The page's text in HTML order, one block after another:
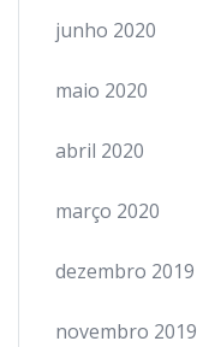
junho 2020
maio 2020
abril 2020
março 2020
dezembro 2019
novembro 2019